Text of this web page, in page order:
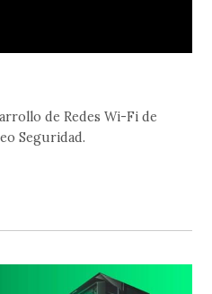
de Redes Wi-Fi de
Seguridad.